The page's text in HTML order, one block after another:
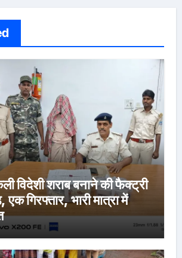
विदेशी शराब बनाने की फैक्ट्री
गिरफ्तार, भारी मात्रा में